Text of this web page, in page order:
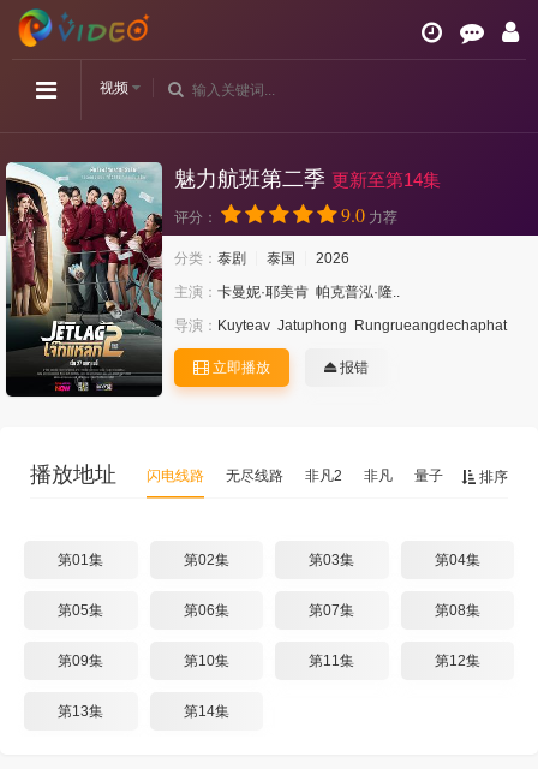
视频
魅力航班第二季 更新至第14集
评分： 9.0 力荐
分类： 泰剧 泰国
2026
主演： 卡曼妮·耶美肯 帕克普泓·隆..
导演： Kuyteav Jatuphong Rungrueangdechaphat
立即播放 报错
排序
播放地址 闪电线路 无尽线路 非凡2 非凡 量子
第01集 第02集 第03集 第04集
第05集 第06集 第07集 第08集
第09集 第10集 第11集 第12集
第13集 第14集